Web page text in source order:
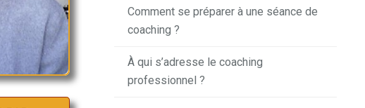
Comment se préparer à une séance de
coaching ?
À qui s’adresse le coaching
professionnel ?